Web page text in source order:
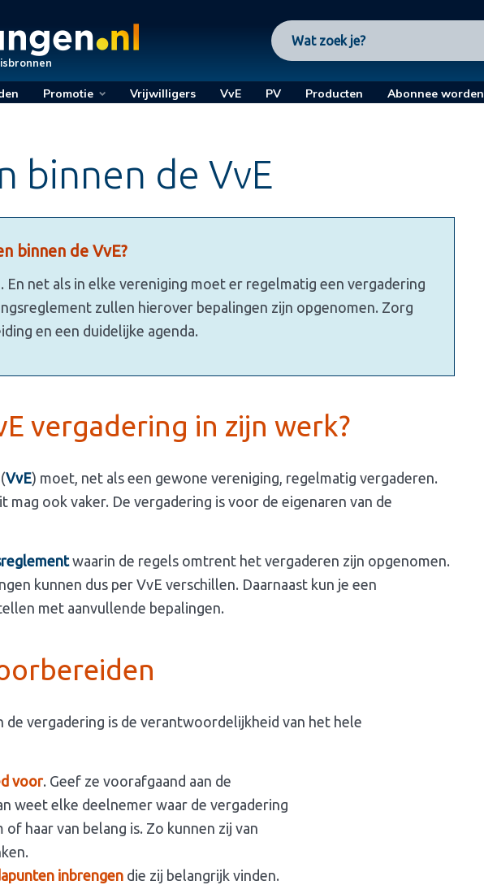
Promotie Vrijwilligers VvE PV Producten Abonnee worden
binnen de VvE
binnen de VvE?
En net als in elke vereniging moet er regelmatig een vergadering
zullen hierover bepalingen zijn opgenomen. Zorg
en een duidelijke agenda.
vergadering in zijn werk?
(VvE) moet, net als een gewone vereniging, regelmatig vergaderen.
mag ook vaker. De vergadering is voor de eigenaren van de
waarin de regels omtrent het vergaderen zijn opgenomen.
kunnen dus per VvE verschillen. Daarnaast kun je een
met aanvullende bepalingen.
de vergadering is de verantwoordelijkheid van het hele
voor. Geef ze voorafgaand aan de
weet elke deelnemer waar de vergadering
haar van belang is. Zo kunnen zij van
inbrengen die zij belangrijk vinden.